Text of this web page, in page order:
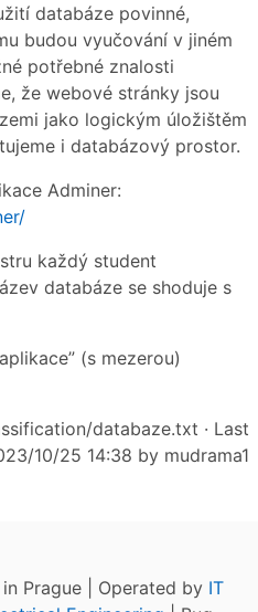
databáze povinné,
budou vyučování v jiném
potřebné znalosti
že webové stránky jsou
jako logickým úložištěm
i databázový prostor.
Adminer:
každý student
databáze se shoduje s
(s mezerou)
databaze.txt · Last
10/25 14:38 by mudrama1
Prague | Operated by IT